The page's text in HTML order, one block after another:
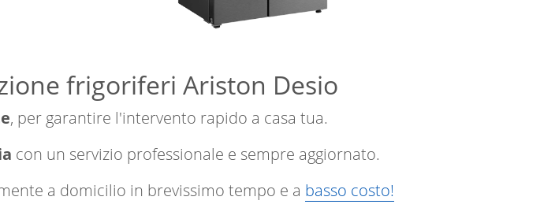
frigoriferi Ariston Desio
, per garantire l'intervento rapido a casa tua.
con un servizio professionale e sempre aggiornato.
a domicilio in brevissimo tempo e a basso costo!